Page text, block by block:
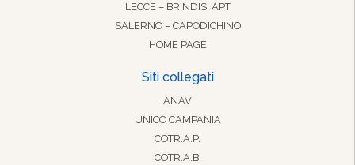
LECCE – BRINDISI APT
SALERNO – CAPODICHINO
HOME PAGE
Siti collegati
ANAV
UNICO CAMPANIA
COTR.A.P.
COTR.A.B.